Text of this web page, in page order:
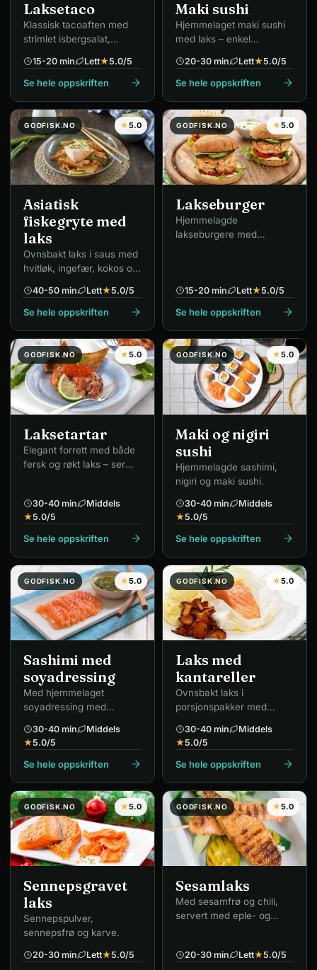
Laksetaco
Klassisk tacoaften med
strimlet isbergsalat,
15-20 min Lett★5.0/5
Se hele oppskriften
Maki sushi
Hjemmelaget maki sushi
med laks – enkel
20-30 min Lett★5.0/5
Se hele oppskriften
GODFISK.NO ★5.0
Asiatisk
fiskegryte med
laks
Ovnsbakt laks i saus med
hvitløk, ingefær, kokos og
40-50 min Lett★5.0/5
Se hele oppskriften
GODFISK.NO ★5.0
Lakseburger
Hjemmelagde
lakseburgere med
15-20 min Lett★5.0/5
Se hele oppskriften
GODFISK.NO ★5.0
Laksetartar
Elegant forrett med både
fersk og røkt laks – ser
30-40 min
Middels
★5.0/5
Se hele oppskriften
GODFISK.NO ★5.0
Maki og nigiri
sushi
Hjemmelagde sashimi,
nigiri og maki sushi.
30-40 min
Middels
★5.0/5
Se hele oppskriften
GODFISK.NO ★5.0
Sashimi med
soyadressing
Med hjemmelaget
soyadressing med
koriander.
30-40 min
Middels
★5.0/5
Se hele oppskriften
GODFISK.NO ★5.0
Laks med
kantareller
Ovnsbakt laks i
porsjonspakker med
kantareller.
30-40 min
Middels
★5.0/5
Se hele oppskriften
GODFISK.NO ★5.0
Sennepsgravet
laks
Sennepspulver,
sennepsfrø og karve.
20-30 min Lett★5.0/5
GODFISK.NO ★5.0
Sesamlaks
Med sesamfrø og chili,
servert med eple- og
20-30 min Lett★5.0/5